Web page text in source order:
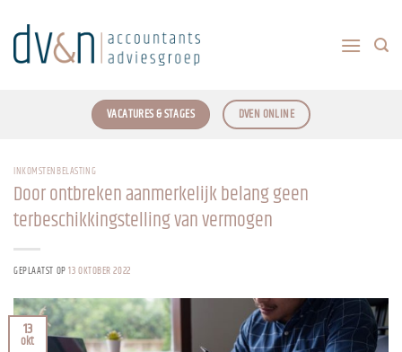
naar
inhoud
VACATURES & STAGES DVEN ONLINE
INKOMSTENBELASTING
Door ontbreken aanmerkelijk belang geen
terbeschikkingstelling van vermogen
GEPLAATST OP13 OKTOBER 2022
13
okt